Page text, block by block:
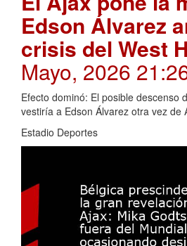
Edson Álvarez
crisis del West
Mayo, 2026
Efecto dominó: El posible descenso
vestiría a Edson Álvarez otra vez de
Estadio Deportes